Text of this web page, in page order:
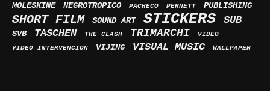
MOLESKINE NEGROTROPICO PACHECO PERNETT PUBLISHING
SHORT FILM SOUND ART STICKERS SUB
SVB TASCHEN THE CLASH TRIMARCHI
VIDEO
VIDEO INTERVENCION
VIJING VISUAL MUSIC WALLPAPER